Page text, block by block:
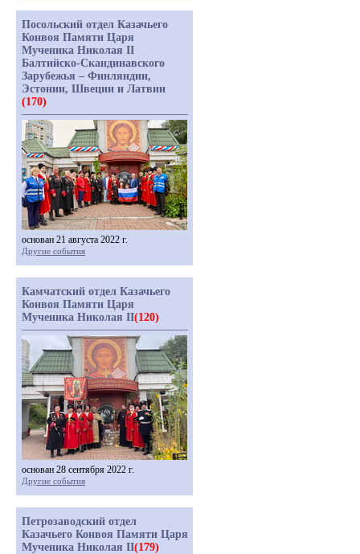
Посольский отдел Казачьего
Конвоя Памяти Царя
Мученика Николая II
Балтийско-Скандинавского
Зарубежья – Финляндии,
Эстонии, Швеции и Латвии
(170)
основан 21 августа 2022 г.
Другие события
Камчатский отдел Казачьего
Конвоя Памяти Царя
Мученика Николая II(120)
основан 28 сентября 2022 г.
Другие события
Петрозаводский отдел
Казачьего Конвоя Памяти Царя
Мученика Николая II(179)